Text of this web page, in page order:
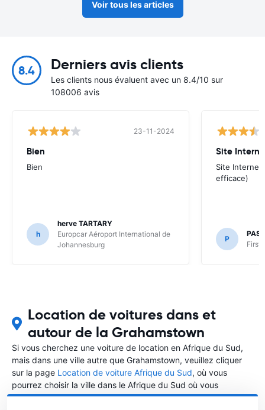
Voir tous les articles
8.4 Derniers avis clients
Les clients nous évaluent avec un 8.4/10 sur
108006 avis
23-11-2024
Bien
Bien
h
herve TARTARY
Europcar Aéroport International de
Johannesburg
Site
Site Internet
efficace)
P
First
Location de voitures dans et
autour de la Grahamstown
Si vous cherchez une voiture de location en Afrique du Sud,
mais dans une ville autre que Grahamstown, veuillez cliquer
sur la page Location de voiture Afrique du Sud, où vous
pourrez choisir la ville dans le Afrique du Sud où vous
souhaitez louer une voiture.